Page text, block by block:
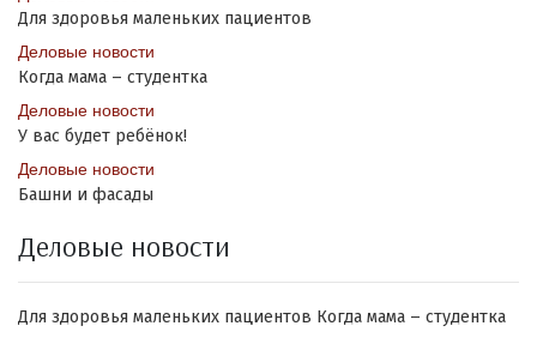
Для здоровья маленьких пациентов
Деловые новости
Когда мама – студентка
Деловые новости
У вас будет ребёнок!
Деловые новости
Башни и фасады
Деловые новости
Для здоровья маленьких пациентов Когда мама – студентка